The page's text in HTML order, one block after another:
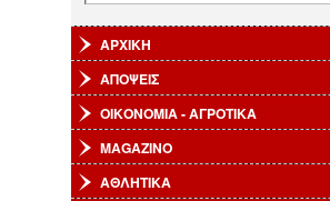
ΑΡΧΙΚΗ
ΑΠΟΨΕΙΣ
ΟΙΚΟΝΟΜΙΑ - ΑΓΡΟΤΙΚΑ
MAGAZINO
ΑΘΛΗΤΙΚΑ